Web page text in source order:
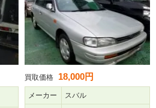
買取価格 18,000円
メーカー スバル